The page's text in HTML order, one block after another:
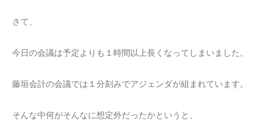
さて、
今日の会議は予定よりも１時間以上長くなってしまいました。
藤垣会計の会議では１分刻みでアジェンダが組まれています。
そんな中何がそんなに想定外だったかというと、